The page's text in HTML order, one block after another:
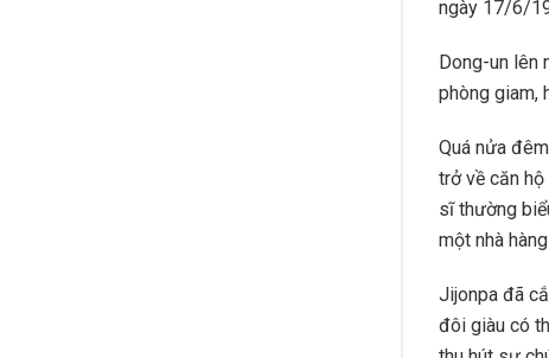
ngày 17/6/
Dong-un lên
phòng giam,
Quá nửa
trở về căn
sĩ thường
một nhà
Jijonpa đã
đôi giàu có